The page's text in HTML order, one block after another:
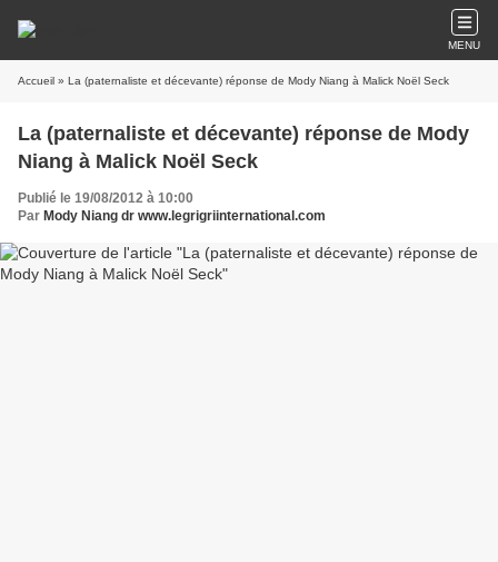
MENU
Accueil » La (paternaliste et décevante) réponse de Mody Niang à Malick Noël Seck
La (paternaliste et décevante) réponse de Mody
Niang à Malick Noël Seck
Publié le 19/08/2012 à 10:00
Par Mody Niang dr www.legrigriinternational.com